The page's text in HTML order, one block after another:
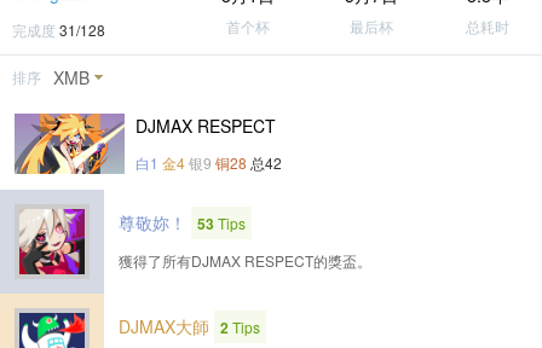
完成度 31/128 首个杯 最后杯 总耗时
排序 XMB
DJMAX RESPECT
白1 金4银9 铜28 总42
尊敬妳！ 53Tips
獲得了所有DJMAX RESPECT的獎盃。
DJMAX大師 2Tips